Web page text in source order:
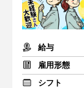
給与
雇用形態
シフト